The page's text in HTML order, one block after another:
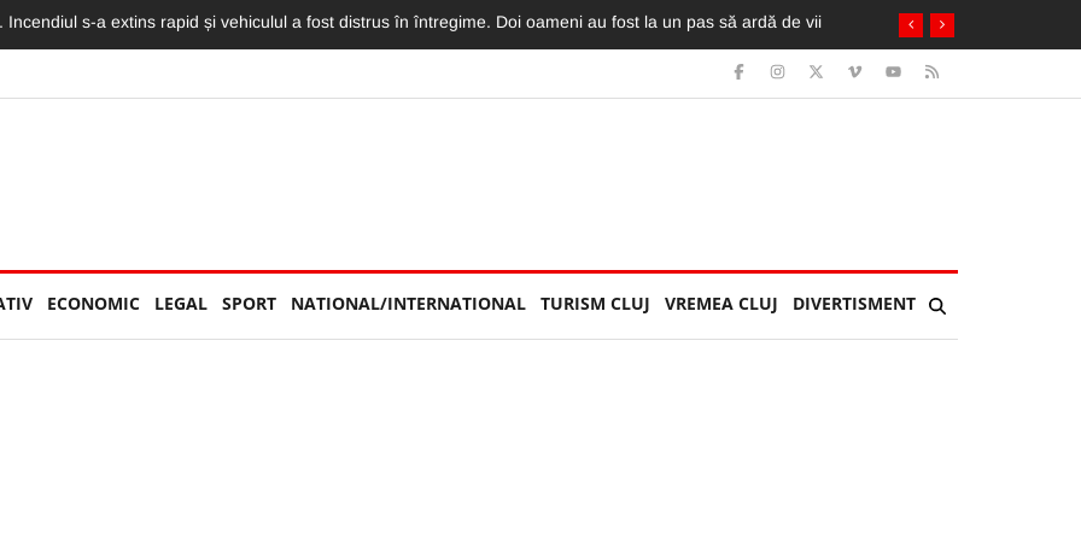
Pasagera din taxiul implicat în impactul cu o mașină a fost rănită. A fost extrasă de pompieri din taxi
ECONOMIC LEGAL SPORT NATIONAL/INTERNATIONAL TURISM CLUJ VREMEA CLUJ DIVERTISMENT